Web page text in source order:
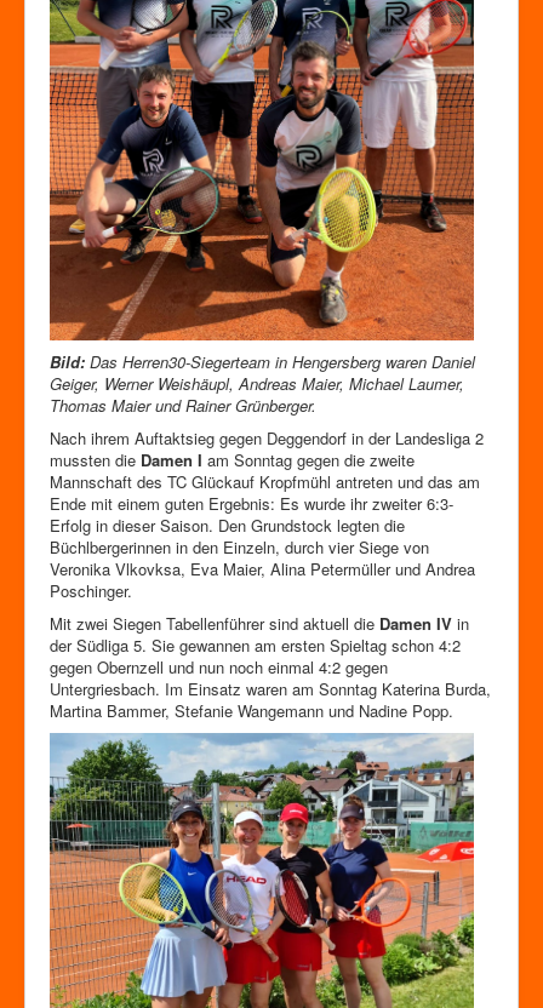
Bild: Das Herren30-Siegerteam in Hengersberg waren Daniel
Geiger, Werner Weishäupl, Andreas Maier, Michael Laumer,
Thomas Maier und Rainer Grünberger.
Nach ihrem Auftaktsieg gegen Deggendorf in der Landesliga 2
mussten die Damen I am Sonntag gegen die zweite
Mannschaft des TC Glückauf Kropfmühl antreten und das am
Ende mit einem guten Ergebnis: Es wurde ihr zweiter 6:3-
Erfolg in dieser Saison. Den Grundstock legten die
Büchlbergerinnen in den Einzeln, durch vier Siege von
Veronika Vlkovksa, Eva Maier, Alina Petermüller und Andrea
Poschinger.
Mit zwei Siegen Tabellenführer sind aktuell die Damen IV in
der Südliga 5. Sie gewannen am ersten Spieltag schon 4:2
gegen Obernzell und nun noch einmal 4:2 gegen
Untergriesbach. Im Einsatz waren am Sonntag Katerina Burda,
Martina Bammer, Stefanie Wangemann und Nadine Popp.